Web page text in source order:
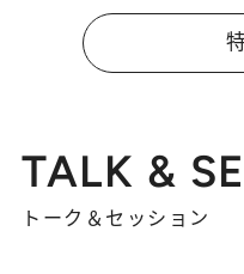
TALK &
トーク＆セッション